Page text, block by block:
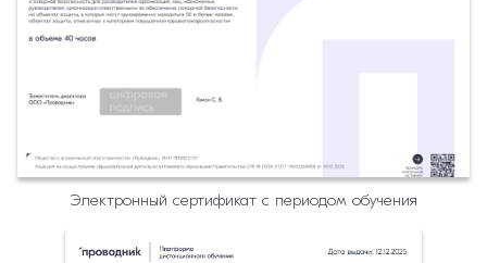
Электронный сертификат с периодом обучения